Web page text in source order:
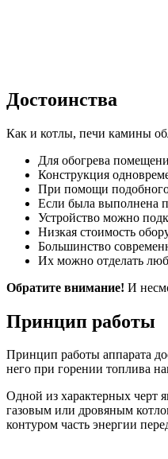
Достоинства
Как и котлы, печи камины
Для обогрева
Конструкция
При помощи
Если была выполнена
Устройство можно
Низкая стоимость
Большинство
Их можно отделать
Обратите внимание! И
Принцип работы
Принцип работы аппарата
него при горении топлива
Одной из характерных черт
газовым или дровяным
контуром часть энергии